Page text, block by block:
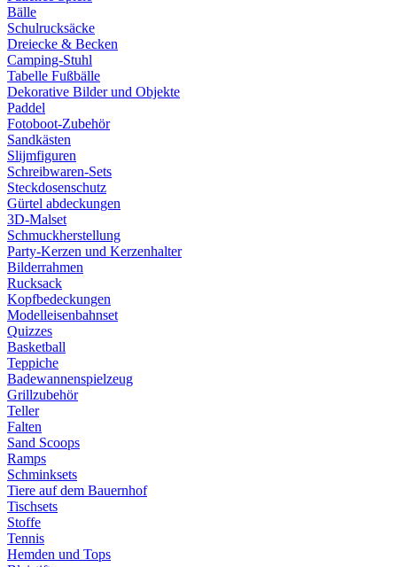
Bälle
Schulrucksäcke
Dreiecke & Becken
Camping-Stuhl
Tabelle Fußbälle
Dekorative Bilder und Objekte
Paddel
Fotoboot-Zubehör
Sandkästen
Slijmfiguren
Schreibwaren-Sets
Steckdosenschutz
Gürtel abdeckungen
3D-Malset
Schmuckherstellung
Party-Kerzen und Kerzenhalter
Bilderrahmen
Rucksack
Kopfbedeckungen
Modelleisenbahnset
Quizzes
Basketball
Teppiche
Badewannenspielzeug
Grillzubehör
Teller
Falten
Sand Scoops
Ramps
Schminksets
Tiere auf dem Bauernhof
Tischsets
Stoffe
Tennis
Hemden und Tops